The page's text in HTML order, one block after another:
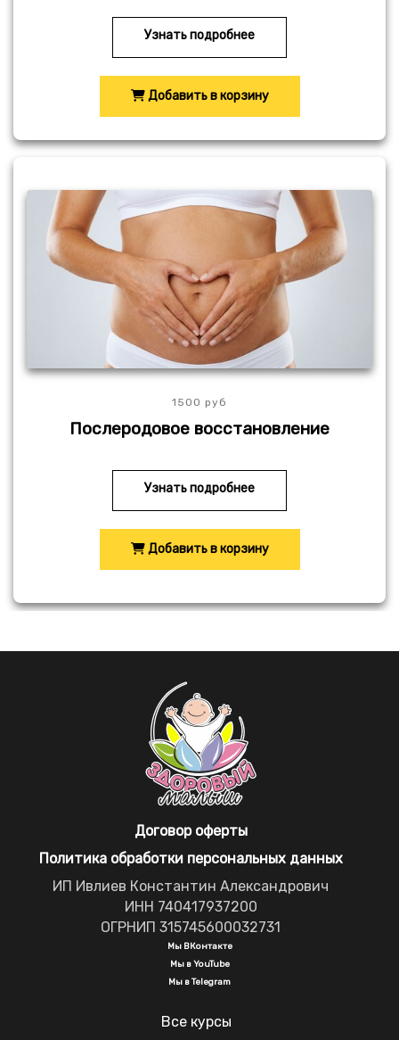
Узнать подробнее
Добавить в корзину
1500 руб
Послеродовое восстановление
Узнать подробнее
Добавить в корзину
Договор оферты
Политика обработки персональных данных
ИП Ивлиев Константин Александрович
ИНН 740417937200
ОГРНИП 315745600032731
Мы ВКонтакте
Мы в YouTube
Мы в Telegram
Все курсы